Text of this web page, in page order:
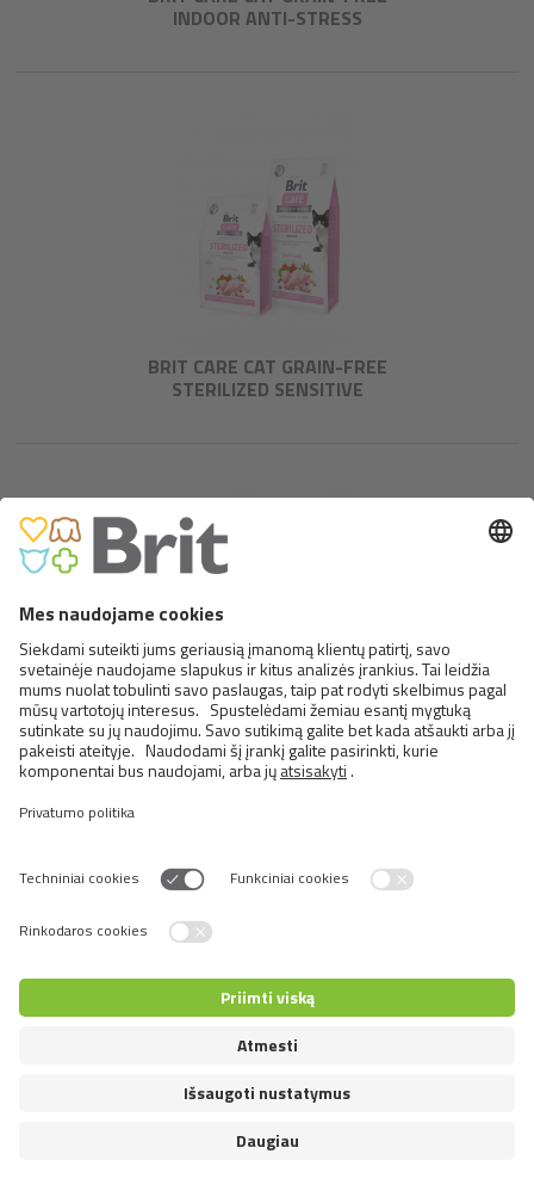
INDOOR ANTI-STRESS
BRIT CARE CAT GRAIN-FREE
STERILIZED SENSITIVE
BRIT CARE CAT GRAIN-FREE
HAIRCARE HEALTHY AND SHINY
COAT
Switch language
© 2026 VAFO PRAHA s.r.o. Visos teisės saugomos